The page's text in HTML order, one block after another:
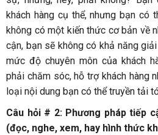
khách hàng cụ thể, nhưng bạn có
không có một kiến ​​thức cơ bản về
cận, bạn sẽ không có khả năng
mức độ chuyên môn của khách
phải chăm sóc, hỗ trợ khách hàng
loại nội dung bạn có thể truyền tải
Câu hỏi # 2: Phương pháp tiếp
(đọc, nghe, xem, hay hình thức